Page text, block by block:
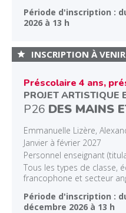
Période d'inscription :
2026 à 13 h
Préscolaire 4 ans,
PROJET ARTISTIQUE
P26 DES MAINS
Emmanuelle Lizère,
Janvier à février 2027
Personnel enseignant
Tous les types de classe,
francophone et secteur
Période d'inscription :
décembre 2026 à 13 h
INSCRIPTION À VENIR